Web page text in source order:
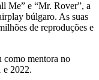
Me” e “Mr. Rover”, a
búlgaro. As suas
de reproduções e
mentora no
e 2022.